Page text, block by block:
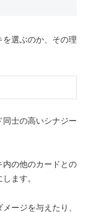
選ぶのか、その理
士の高いシナジー
内の他のカードとの
ます。
ージを与えたり、